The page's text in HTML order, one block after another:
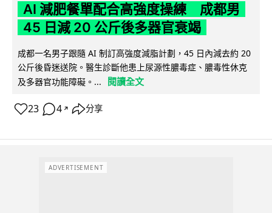
AI 減肥餐單配合高強度操練 成都男
45 日減 20 公斤後多器官衰竭
成都一名男子跟隨 AI 制訂高強度減脂計劃，45 日內減去約 20
公斤後昏迷送院。醫生診斷他患上尿源性膿毒症、膿毒性休克
及多器官功能障礙。...
閱讀全文
23 4 ↗ 分享
ADVERTISEMENT